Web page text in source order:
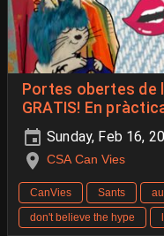
Portes obertes de
GRATIS! En
Sunday, Feb 16,
CSA Can Vies
CanVies Sants
don't believe the hype